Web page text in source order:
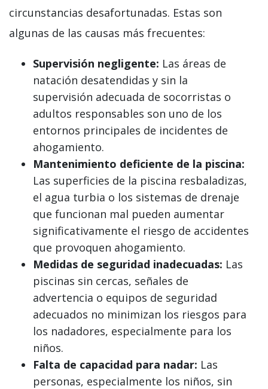
circunstancias desafortunadas. Estas son
algunas de las causas más frecuentes:
Supervisión negligente: Las áreas de
natación desatendidas y sin la
supervisión adecuada de socorristas o
adultos responsables son uno de los
entornos principales de incidentes de
ahogamiento.
Mantenimiento deficiente de la piscina:
Las superficies de la piscina resbaladizas,
el agua turbia o los sistemas de drenaje
que funcionan mal pueden aumentar
significativamente el riesgo de accidentes
que provoquen ahogamiento.
Medidas de seguridad inadecuadas: Las
piscinas sin cercas, señales de
advertencia o equipos de seguridad
adecuados no minimizan los riesgos para
los nadadores, especialmente para los
niños.
Falta de capacidad para nadar: Las
personas, especialmente los niños, sin